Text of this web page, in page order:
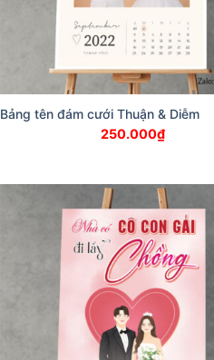
Bảng tên đám cưới Thuận & Diễm
250.000₫